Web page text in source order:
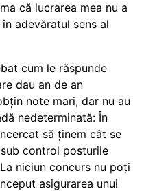
că lucrarea mea nu a
adevăratul sens al
cum le răspunde
dau an de an
note mari, dar nu au
nedeterminată: În
să ținem cât se
control posturile
niciun concurs nu poți
asigurarea unui